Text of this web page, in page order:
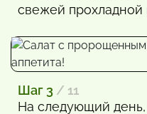
свежей прохладной
Шаг 3 / 11
На следующий